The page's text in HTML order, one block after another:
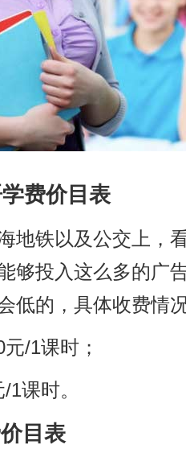
费价目表
地铁以及公交上，
够投入这么多的广
低的，具体收费情
/1课时；
课时。
目表